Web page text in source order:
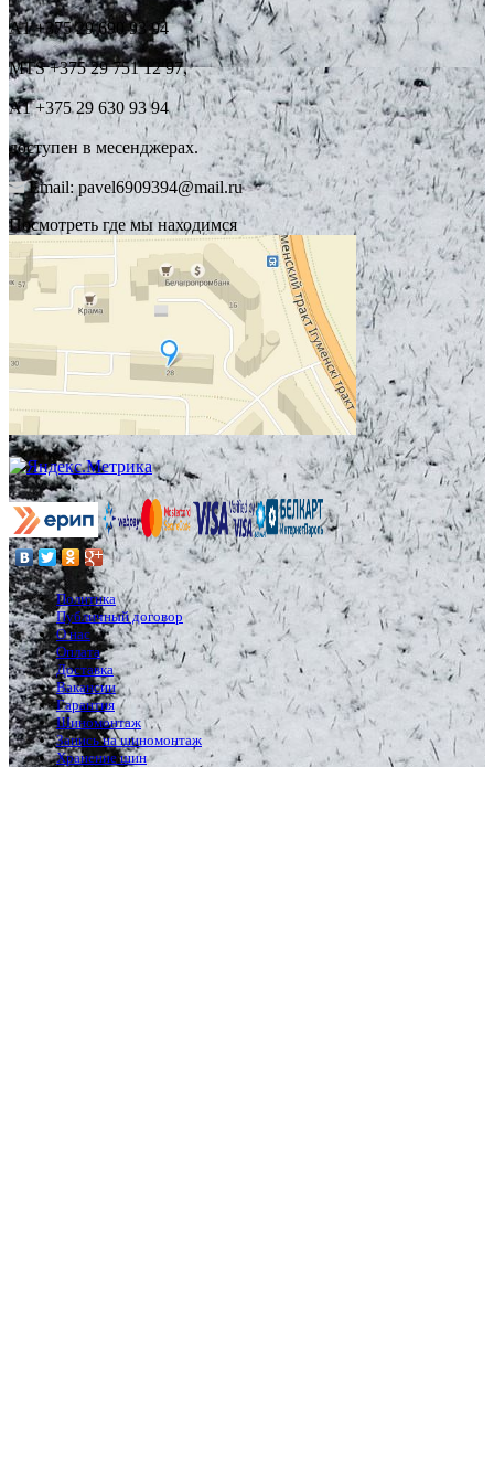
А1 +375 29 690 93 94
MTS +375 29 751 12 97,
А1 +375 29 630 93 94
доступен в месенджерах.
Email: pavel6909394@mail.ru
Посмотреть где мы находимся
Политика
Публичный договор
О нас
Оплата
Доставка
Вакансии
Гарантия
Шиномонтаж
Запись на шиномонтаж
Хранение шин